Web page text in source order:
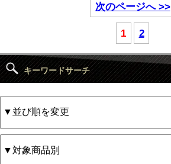
次のページへ >>
1 2
キーワードサーチ